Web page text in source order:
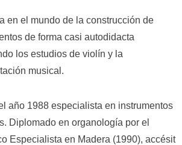
en el mundo de la construcción de
de forma casi autodidacta
los estudios de violín y la
musical.
año 1988 especialista en instrumentos
Diplomado en organología por el
Especialista en Madera (1990), accésit